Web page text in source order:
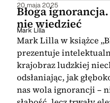
20 maja 2025
Błoga
nie wiedzieć
Mark Lilla
Mark Lilla w książce
prezentuje
krajobraz ludzkiej
odsłaniając, jak
nas wola ignorancji –